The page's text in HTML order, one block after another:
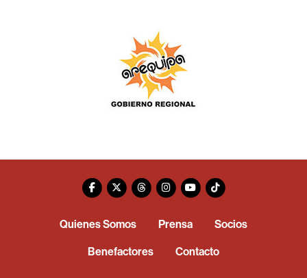
Quienes Somos Prensa Socios
Benefactores Contacto